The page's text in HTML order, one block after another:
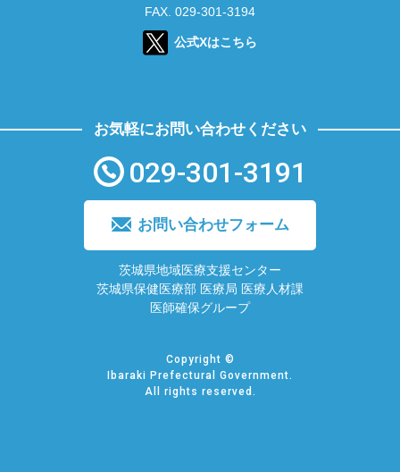
FAX. 029-301-3194
公式Xはこちら
お気軽にお問い合わせください
029-301-3191
お問い合わせフォーム
茨城県地域医療支援センター
茨城県保健医療部 医療局 医療人材課
医師確保グループ
Copyright ©
Ibaraki Prefectural Government.
All rights reserved.